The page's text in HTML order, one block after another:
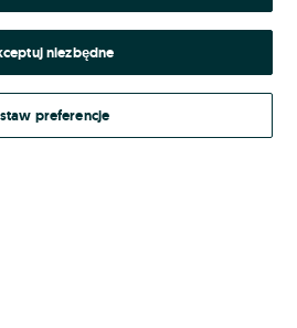
jednego z dostawców wskazanych powyżej,
OLX.pl w jego aktualnym brzmieniu.
niezbędne
preferencje